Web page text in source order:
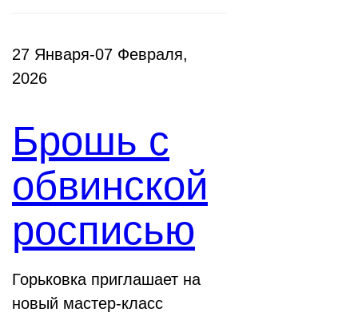
27 Января-07 Февраля,
2026
Брошь с
обвинской
росписью
Горьковка приглашает на
новый мастер-класс